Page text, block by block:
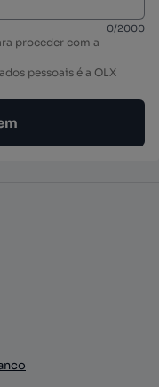
0/2000
proceder com a
pessoais é a OLX